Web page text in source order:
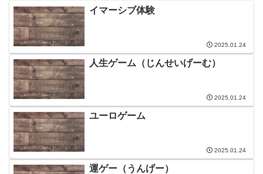
イマーシブ体験
2025.01.24
人生ゲーム（じんせいげーむ）
2025.01.24
ユーロゲーム
2025.01.24
運ゲー（うんげー）